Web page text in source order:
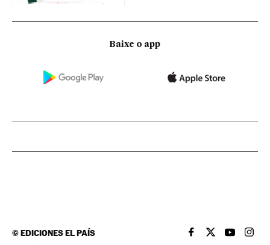
Baixe o app
©EDICIONES EL PAÍS EL PAÍS BRASIL EN
EL PAÍSEL PAÍS
EL